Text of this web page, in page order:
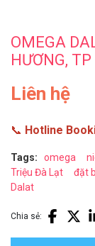
OMEGA
HƯƠNG,
Liên hệ
📞 Hotline
Tags: omega
Triệu Đà Lạt
đặt
Dalat
Chia sẻ: